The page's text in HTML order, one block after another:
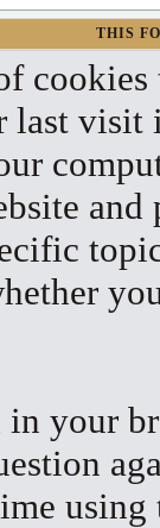
THIS
last
your